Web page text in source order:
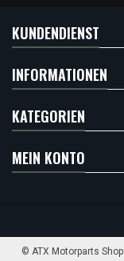
KUNDENDIENST
INFORMATIONEN
KATEGORIEN
MEIN KONTO
© ATX Motorparts Shop